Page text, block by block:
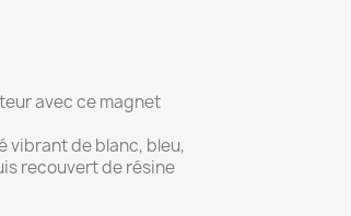
avec ce magnet
vibrant de blanc, bleu,
recouvert de résine